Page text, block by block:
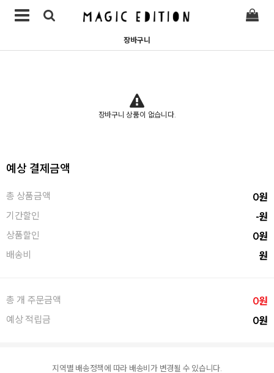
장바구니
장바구니 상품이 없습니다.
예상 결제금액
총 상품금액 0원
기간할인 -원
상품할인 0원
배송비 원
총 개 주문금액 0원
예상 적립금 0원
지역별 배송정책에 따라 배송비가 변경될 수 있습니다.